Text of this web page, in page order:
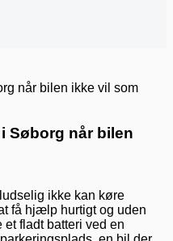
når bilen
ikke kan køre
få hjælp hurtigt og uden
fladt batteri ved en